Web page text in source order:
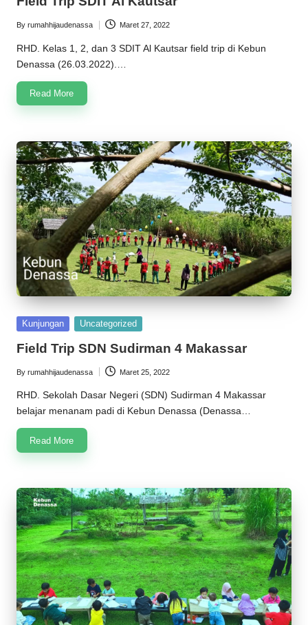
Posted
by
By rumahhijaudenassa Maret 27, 2022
RHD. Kelas 1, 2, dan 3 SDIT Al Kautsar field trip di Kebun
Denassa (26.03.2022).…
Read More
Posted
Kunjungan Uncategorized
Field Trip SDN Sudirman 4 Makassar
Posted
by
By rumahhijaudenassa Maret 25, 2022
RHD. Sekolah Dasar Negeri (SDN) Sudirman 4 Makassar
belajar menanam padi di Kebun Denassa (Denassa…
Read More